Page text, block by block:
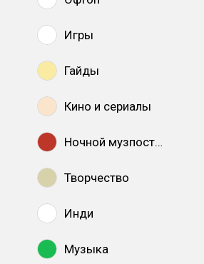
Игры
Гайды
Кино и сериалы
Ночной музпостинг
Творчество
Инди
Музыка